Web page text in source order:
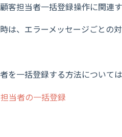
客担当者一括登録操作に関連
は、エラーメッセージごとの
を一括登録する方法について
当者の一括登録